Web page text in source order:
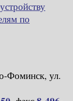
по
Фоминск, ул.